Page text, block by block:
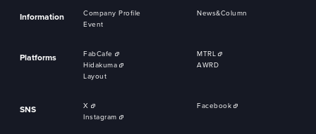
Information Company Profile
News&Column
Event
Platforms FabCafe
MTRL
Hidakuma
AWRD
Layout
SNS X
Facebook
Instagram